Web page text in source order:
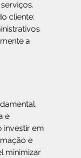
cliente:
a
e
investir em
e
minimizar